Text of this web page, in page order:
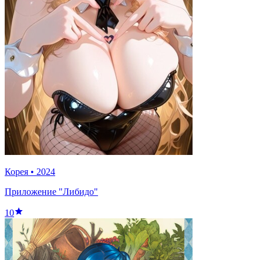
Корея • 2024
Приложение "Либидо"
10